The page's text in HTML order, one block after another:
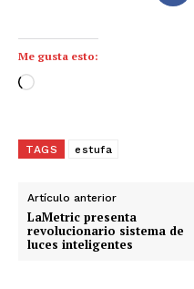
Me gusta esto:
C
g
n
d
o
TAGS estufa
Artículo anterior
LaMetric presenta
revolucionario sistema de
luces inteligentes